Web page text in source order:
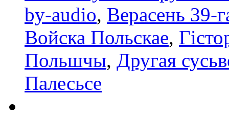
by-audio, Верасень 39-
Войска Польскае,
Польшчы, Другая
Палесьсe